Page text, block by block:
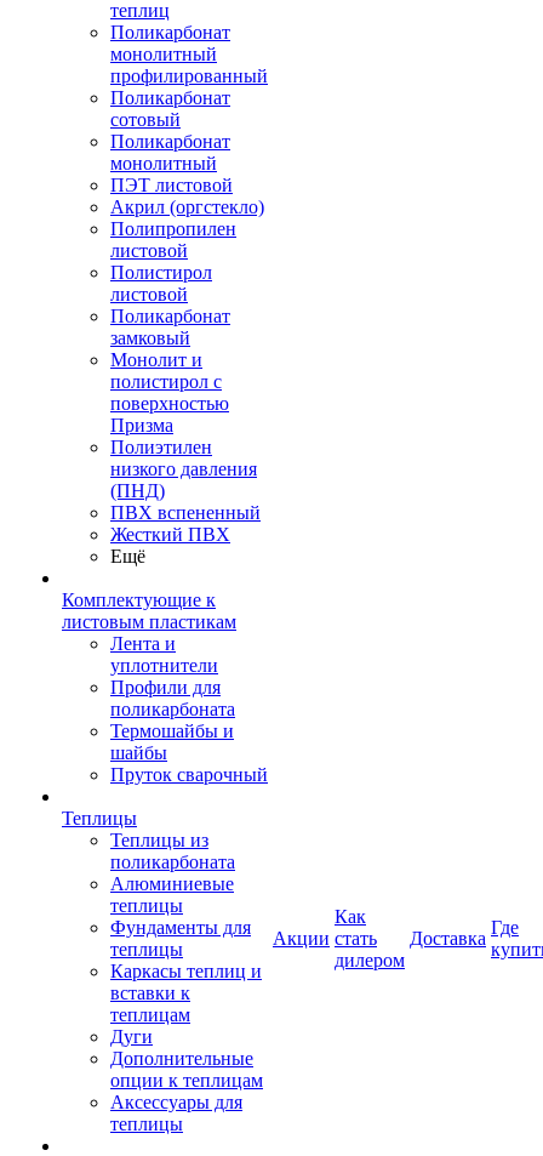
теплиц
Поликарбонат
монолитный
профилированный
Поликарбонат
сотовый
Поликарбонат
монолитный
ПЭТ листовой
Акрил (оргстекло)
Полипропилен
листовой
Полистирол
листовой
Поликарбонат
замковый
Монолит и
полистирол с
поверхностью
Призма
Полиэтилен
низкого давления
(ПНД)
ПВХ вспененный
Жесткий ПВХ
Ещё
Комплектующие к
листовым пластикам
Лента и
уплотнители
Профили для
поликарбоната
Термошайбы и
шайбы
Пруток сварочный
Теплицы
Теплицы из
поликарбоната
Алюминиевые
теплицы
Фундаменты для
теплицы
Каркасы теплиц и
вставки к
теплицам
Дуги
Дополнительные
опции к теплицам
Аксессуары для
теплицы
Акции
Как
стать
дилером
Доставка
Где